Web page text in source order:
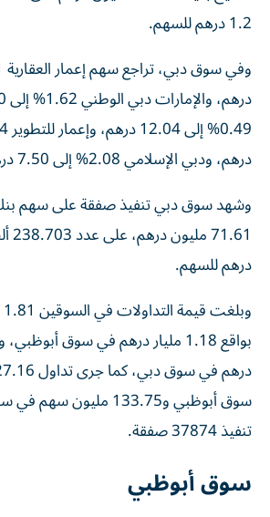
1.2 درهم للسهم.
درهم، ودبي الإسلامي 2.08% إلى 7.50 درهم.
وشهد سوق دبي تنفيذ صفقة على سهم
درهم للسهم.
سوق أبوظبي و133.75
تنفيذ 37874 صفقة.
سوق أبوظبي